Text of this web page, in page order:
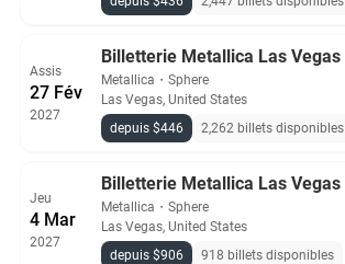
Assis
27 Fév
2027
Billetterie Metallica Las Vegas
Metallica ・ Sphere
Las Vegas, United States
depuis $446
2,262 billets disponibles
Jeu
4 Mar
2027
Billetterie Metallica Las Vegas
Metallica ・ Sphere
Las Vegas, United States
depuis $906
918 billets disponibles